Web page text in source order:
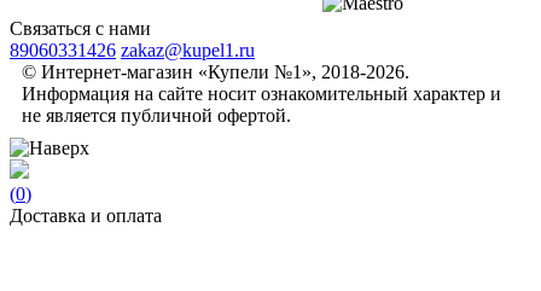
Связаться с нами
89060331426 zakaz@kupel1.ru
© Интернет-магазин «Купели №1», 2018-2026.
Информация на сайте носит ознакомительный характер и
не является публичной офертой.
(0)
Доставка и оплата